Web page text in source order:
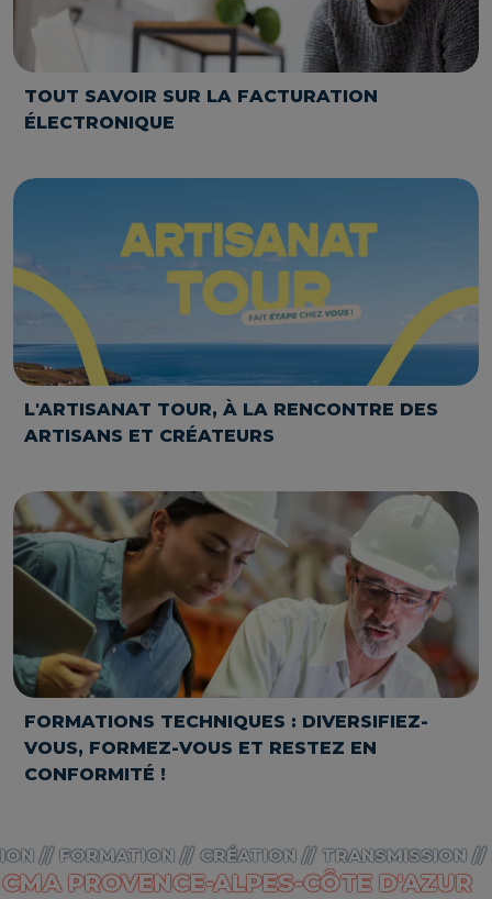
TOUT SAVOIR SUR LA FACTURATION
ÉLECTRONIQUE
L'ARTISANAT TOUR, À LA RENCONTRE DES
ARTISANS ET CRÉATEURS
FORMATIONS TECHNIQUES : DIVERSIFIEZ-
VOUS, FORMEZ-VOUS ET RESTEZ EN
CONFORMITÉ !
// FORMATION // CRÉATION // TRANSMISSION
CMA PROVENCE-ALPES-CÔTE D'AZUR